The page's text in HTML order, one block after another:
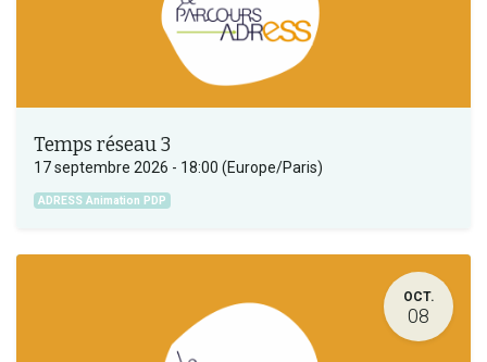
Temps réseau 3
17 septembre 2026 - 18:00 (Europe/Paris)
ADRESS Animation PDP
OCT.
08